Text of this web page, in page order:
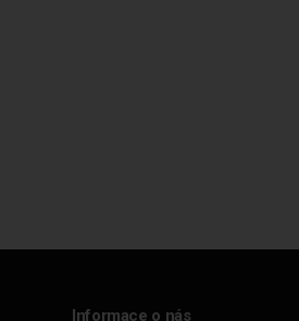
Informace o nás